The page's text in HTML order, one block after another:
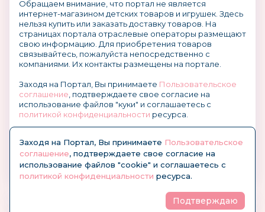
Обращаем внимание, что портал не является
интернет-магазином детских товаров и игрушек. Здесь
нельзя купить или заказать доставку товаров. На
страницах портала отраслевые операторы размещают
свою информацию. Для приобретения товаров
связывайтесь, пожалуйста непосредственно с
компаниями. Их контакты размещены на портале.
Заходя на Портал, Вы принимаете Пользовательское
соглашение , подтверждаете свое согласие на
использование файлов "куки" и соглашаетесь с
политикой конфиденциальности ресурса.
© KidsOboz.RU 2004-2026
Заходя на Портал, Вы принимаете Пользовательское
соглашение, подтверждаете свое согласие на
использование файлов "cookie" и соглашаетесь с
политикой конфиденциальности ресурса.
Подтверждаю